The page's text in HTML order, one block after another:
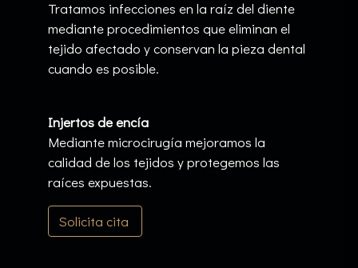
Tratamos infecciones en la raíz del diente
mediante procedimientos que eliminan el
tejido afectado y conservan la pieza dental
cuando es posible.
Injertos de encía
Mediante microcirugía mejoramos la
calidad de los tejidos y protegemos las
raíces expuestas.
Solicita cita